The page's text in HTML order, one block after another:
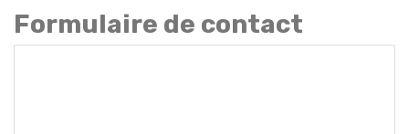
Formulaire de contact